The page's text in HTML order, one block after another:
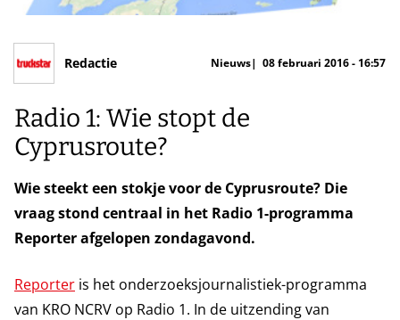
Redactie Nieuws 08 februari 2016 - 16:57
Radio 1: Wie stopt de
Cyprusroute?
Wie steekt een stokje voor de Cyprusroute? Die
vraag stond centraal in het Radio 1-programma
Reporter afgelopen zondagavond.
Reporter is het onderzoeksjournalistiek-programma
van KRO NCRV op Radio 1. In de uitzending van